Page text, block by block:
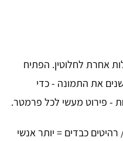
אחרת לחלוטין. הפתיח
את התמונה - כדי
- פירוט מעשי לכל פרמטר.
רהיטים כבדים = יותר אנשי